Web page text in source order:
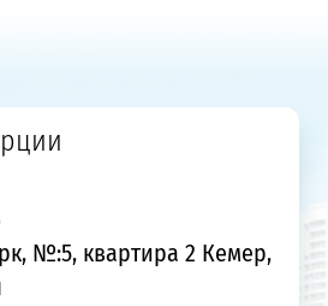
№:5, квартира 2 Кемер,